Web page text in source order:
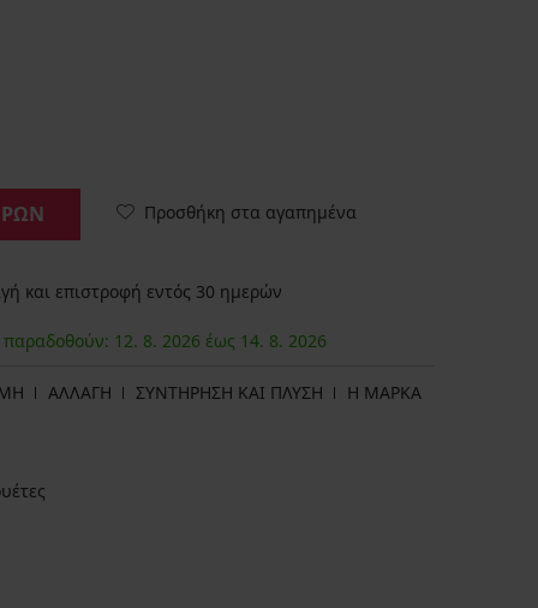
Προσθήκη στα αγαπημένα
και επιστροφή εντός 30 ημερών
παραδοθούν: 12. 8. 2026 έως 14. 8. 2026
ΑΛΛΑΓΗ ΣΥΝΤΗΡΗΣΗ ΚΑΙ ΠΛΥΣΗ
Η ΜΆΡΚΑ